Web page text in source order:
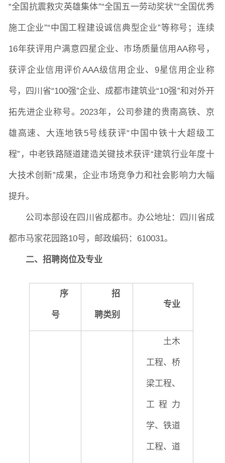
“全国抗震救灾英雄集体”“全国五一劳动奖状”“全国优秀
施工企业”“中国工程建设诚信典型企业”等称号；连续
16年获评用户满意四星企业、市场质量信用AA称号，
获评企业信用评价AAA级信用企业、9星信用企业称
号，四川省“100强”企业、成都市建筑业“10强”和对外开
拓先进企业称号。2023年，公司参建的贵南高铁、京
雄高速、大连地铁5号线获评“中国中铁十大超级工
程”，中老铁路隧道建造关键技术获评“建筑行业年度十
大技术创新”成果，企业市场竞争力和社会影响力大幅
提升。
公司本部设在四川省成都市。办公地址：四川省成
都市马家花园路10号，邮政编码：610031。
二、招聘岗位及专业
序
号
招
聘类别
专业
土木
工程、桥
梁工程、
工程力
学、铁道
工程、道